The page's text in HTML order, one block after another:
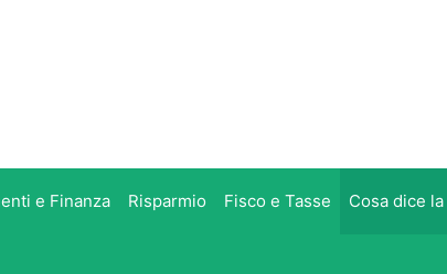
e Finanza Risparmio Fisco e Tasse Cosa dice